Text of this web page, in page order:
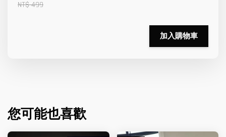
NT$ 499
加入購物車
您可能也喜歡